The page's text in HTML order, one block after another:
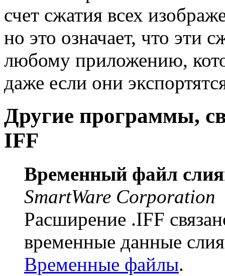
счет сжатия всех
но это означает, что эти
любому приложению,
даже если они
Другие программы,
IFF
Временный файл
SmartWare Corporation
Расширение .IFF
временные данные
Временные файлы.